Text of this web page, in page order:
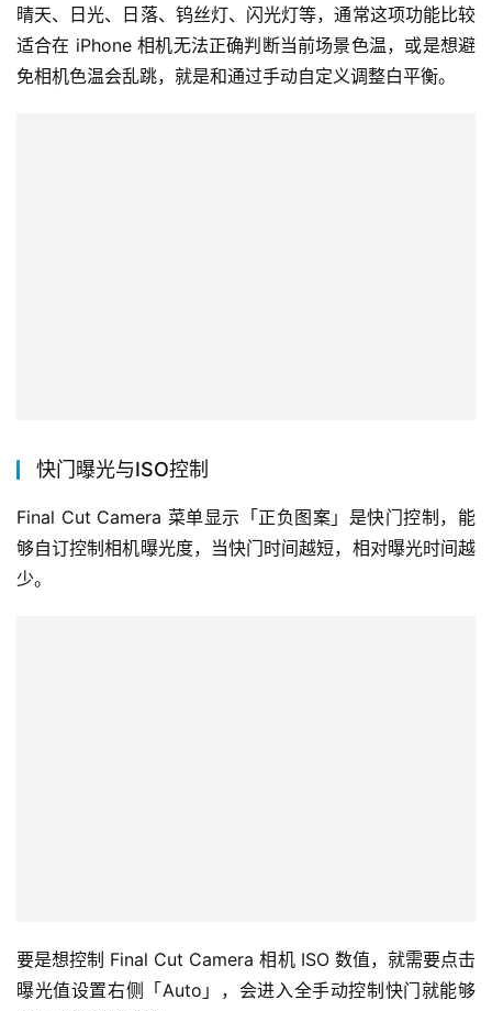
晴天、日光、日落、钨丝灯、闪光灯等，通常这项功能比较
适合在 iPhone 相机无法正确判断当前场景色温，或是想避
免相机色温会乱跳，就是和通过手动自定义调整白平衡。
快门曝光与ISO控制
Final Cut Camera 菜单显示「正负图案」是快门控制，能
够自订控制相机曝光度，当快门时间越短，相对曝光时间越
少。
要是想控制 Final Cut Camera 相机 ISO 数值，就需要点击
曝光值设置右侧「Auto」，会进入全手动控制快门就能够